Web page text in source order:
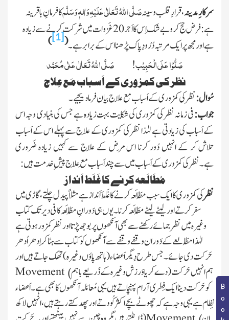
سرکار ِمدینہ، قرارِ قلب و سینہصَلَّی اللّٰہُ تَعَالٰی عَلَیْہِ وَاٰلہٖ وَسَلَّمکا فرمانِ باقرینہ
ہے: فرض حج کرو بے شک اِس کا اَجر 20 غَزوات میں شرکت کرنے سے زیادہ
ہے اور مجھ پر ایک مرتبہ دُرُودِ پاک پڑھنا اس کے برابر ہے۔(
[1]
)
صَلُّوْا عَلَی الْحَبِیْب! صَلَّی اللّٰہُ تَعَالٰی عَلٰی مُحَمَّد
نظر کی کمزوری کے اَسباب مَع عِلاج
سُوال :نظر کی کمزوری کے اَسباب مع عِلاج بیان فرما دیجیے۔
جواب:فی زمانہ نظر کی کمزوری کی شکایت بہت زیادہ ہے جس کی بنیادی وجہ اس
کے اَسباب کی زیادتی ہے لہٰذا نظر کی کمزوری کے عِلاج سے پہلے اس کے اَسباب
تلاش کر کے انہیں دُور کرنا اس مَرض کے عِلاج سے کہیں زیادہ ضَروری
ہے۔نظر کی کمزوری کے اَسباب میں سے چند اَسباب مَع عِلاج پیشِ خدمت ہیں :
مُطَالَعہ کرنے کا غَلَط اَنداز
نظرکی کمزوری کا ایک سبب مُطَالَعہ کرنے کا غَلَط اَنداز ہے مثلاً پیدل چلتے، گاڑی میں
سفر کرتےاور لیٹے لیٹے مُطَالَعہ کرنا۔ یوں ہی دَورانِ مُطَالَعہ کافی دیر تک کتاب
وغیرہ میں نظر جمائے رکھنے سے بھی آنکھوں پر بوجھ پڑتا اور نظر کمزور ہوتی ہے
لہٰذا مُطَالعے کے دَوران وقفے وقفے سے آنکھوں کو کتاب سے ہٹا کر اِدھر اُدھر
حَرکت دی جائے۔جس طرح دِیگر اَعضاء(ہاتھ پاؤں وغیرہ)تھک جاتے ہیں اور
ہم انہیں حَرکت(
Movement )دے کر یا وَرزش وغیرہ کے ذَریعے باہم
آرام پہنچاتے ہیں یہی مُعامَلہ آنکھوں کا بھی ہے۔اَعضاءکو حَرکت دینا ایک فِطری
نِظام ہے یہی وجہ ہے کہ چھوٹے بچے اکثر کُودتے اور پھدکتے رہتے ہیں، انہیں لاکھ